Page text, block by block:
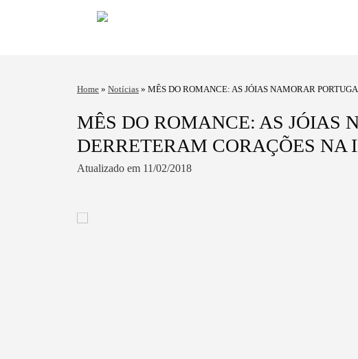
Home » Notícias » MÊS DO ROMANCE: AS JÓIAS NAMORAR
MÊS DO ROMANCE: AS JÓIAS
DERRETERAM CORAÇÕES NA
Atualizado em 11/02/2018